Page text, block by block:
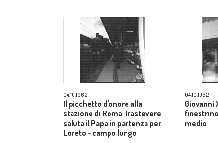
04.10.1962
Il picchetto d'onore alla
stazione di Roma Trastevere
saluta il Papa in partenza per
Loreto - campo lungo
04.10.1962
Giovanni
medio